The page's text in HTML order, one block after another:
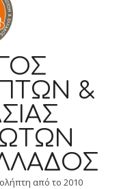
&
από το 2010